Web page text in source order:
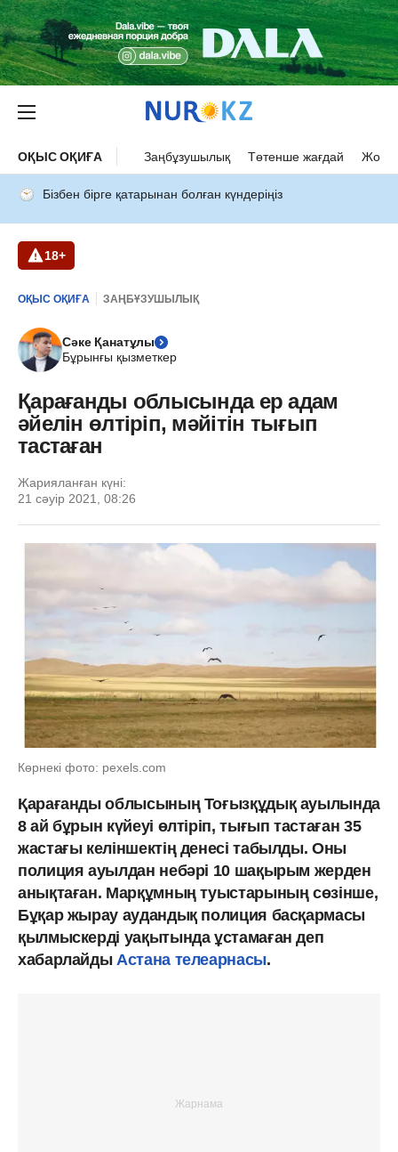
ОҚЫС ОҚИҒА Заңбұзушылық Төтенше жағдай Жол
Бізбен бірге қатарынан болған күндеріңіз
18+
ОҚЫС ОҚИҒА ЗАҢБҰЗУШЫЛЫҚ
Сәке Қанатұлы
Бұрынғы қызметкер
Қарағанды облысында ер адам
әйелін өлтіріп, мәйітін тығып
тастаған
Жарияланған күні:
21 сәуір 2021, 08:26
Көрнекі фото: pexels.com
Қарағанды облысының Тоғызқұдық ауылында
8 ай бұрын күйеуі өлтіріп, тығып тастаған 35
жастағы келіншектің денесі табылды. Оны
полиция ауылдан небәрі 10 шақырым жерден
анықтаған. Марқұмның туыстарының сөзінше,
Бұқар жырау аудандық полиция басқармасы
қылмыскерді уақытында ұстамаған деп
хабарлайды Астана телеарнасы.